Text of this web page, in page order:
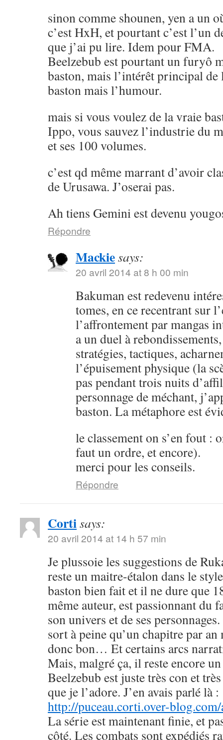
sinon comme shounen, yen a un
c’est HxH, et pourtant c’est l’un
que j’ai pu lire. Idem pour FMA.
Beelzebub est pourtant un furyô
baston, mais l’intérêt principal de
baston mais l’humour.
mais si vous voulez de la vraie
Ippo, vous sauvez l’industrie du
et ses 100 volumes.
c’est qd même marrant d’avoir
de Urusawa. J’oserai pas.
Ah tiens Gemini est devenu
Répondre
Mackiesays:
20 avril 2014 at 8 h 00 min
Bakuman est redevenu
tomes, en ce recentrant sur
l’affrontement par mangas
a un duel à
stratégies, tactiques,
l’épuisement physique (la
pas pendant trois nuits
personnage de méchant,
baston. La métaphore est
le classement on s’en fout :
faut un ordre, et encore).
merci pour les conseils.
Répondre
Cortisays:
20 avril 2014 at 14 h 57 min
Je plussoie les suggestions de
reste un maitre-étalon dans le
baston bien fait et il ne dure que
même auteur, est passionnant du
son univers et de ses
sort à peine qu’un chapitre par
donc bon… Et certains arcs
Mais, malgré ça, il reste encore
Beelzebub est juste très con et
que je l’adore. J’en avais parlé là :
http://puceau.corti.over-
La série est maintenant finie, et
côté. Les combats sont expédiés